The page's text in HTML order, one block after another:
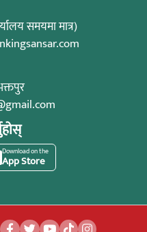
समयमा मात्र)
Download on the
App Store